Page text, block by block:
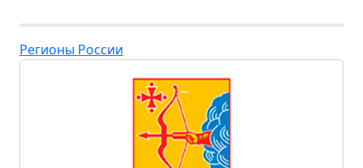
Регионы России